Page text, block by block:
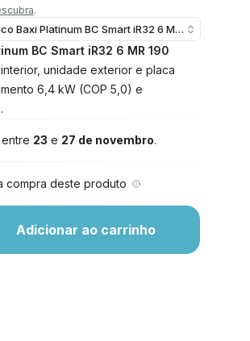
.
Baxi Platinum BC Smart iR32 6 MR 190 litros
BC Smart iR32 6 MR 190
unidade exterior e placa
6,4 kW (COP 5,0) e
23 e 27 de novembro.
compra deste produto
Adicionar ao carrinho